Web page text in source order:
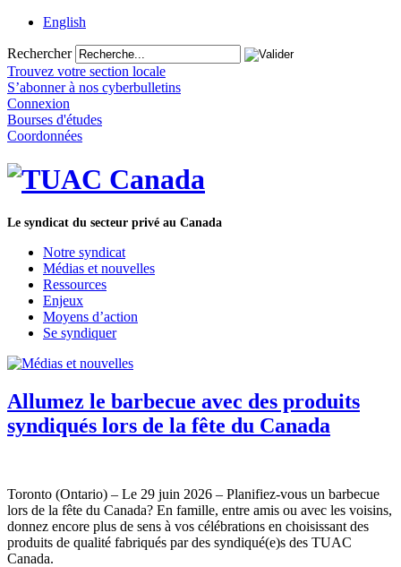
English
Rechercher
Trouvez votre section locale
S’abonner à nos cyberbulletins
Connexion
Bourses d'études
Coordonnées
Le syndicat du secteur privé au Canada
Notre syndicat
Médias et nouvelles
Ressources
Enjeux
Moyens d’action
Se syndiquer
Allumez le barbecue avec des produits
syndiqués lors de la fête du Canada
Toronto (Ontario) – Le 29 juin 2026 – Planifiez-vous un barbecue
lors de la fête du Canada? En famille, entre amis ou avec les voisins,
donnez encore plus de sens à vos célébrations en choisissant des
produits de qualité fabriqués par des syndiqué(e)s des TUAC
Canada.